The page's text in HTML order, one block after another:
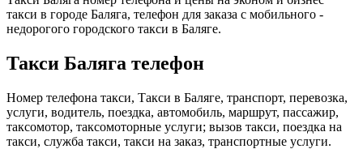
такси в городе Баляга, телефон для заказа с мобильного -
недорогого городского такси в Баляге.
Такси Баляга телефон
Номер телефона такси, Такси в Баляге, транспорт, перевозка,
услуги, водитель, поездка, автомобиль, маршрут, пассажир,
таксомотор, таксомоторные услуги; вызов такси, поездка на
такси, служба такси, такси на заказ, транспортные услуги.